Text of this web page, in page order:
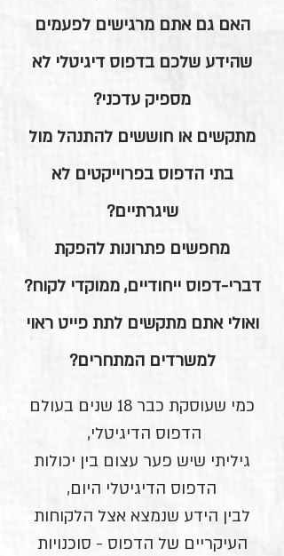
האם גם אתם מרגישים לפעמים
שהידע שלכם בדפוס דיגיטלי לא
מספיק עדכני?
מתקשים או חוששים להתנהל מול
בתי הדפוס בפרוייקטים לא
שיגרתיים?
מחפשים פתרונות להפקת
דברי-דפוס ייחודיים, ממוקדי לקוח?
ואולי אתם מתקשים לתת פייט ראוי
למשרדים המתחרים?
כמי שעוסקת כבר 18 שנים בעולם
הדפוס הדיגיטלי,
גיליתי שיש פער עצום בין יכולות
הדפוס הדיגיטלי היום,
לבין הידע שנמצא אצל הלקוחות
העיקריים של הדפוס - סוכנויות